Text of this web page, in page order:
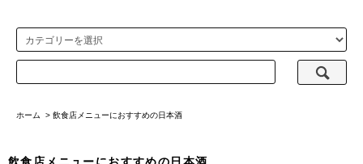
ホーム > 飲食店メニューにおすすめの日本酒